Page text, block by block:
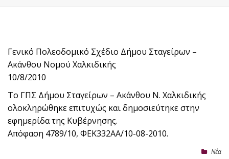
Γενικό Πολεοδομικό Σχέδιο Δήμου Σταγείρων –
Ακάνθου Νομού Χαλκιδικής
10/8/2010
Το ΓΠΣ Δήμου Σταγείρων – Ακάνθου Ν. Χαλκιδικής
ολοκληρώθηκε επιτυχώς και δημοσιεύτηκε στην
εφημερίδα της Κυβέρνησης.
Απόφαση 4789/10, ΦΕΚ332ΑΑ/10-08-2010.
Nέα